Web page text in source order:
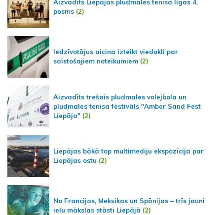
Aizvadīts Liepājas pludmales tenisa līgas 4.
posms (2)
Iedzīvotājus aicina izteikt viedokli par
saistošajiem noteikumiem (2)
Aizvadīts trešais pludmales volejbola un
pludmales tenisa festivāls "Amber Sand Fest
Liepāja" (2)
Liepājas bākā top multimediju ekspozīcija par
Liepājas ostu (2)
No Francijas, Meksikas un Spānijas – trīs jauni
ielu mākslas stāsti Liepājā (2)